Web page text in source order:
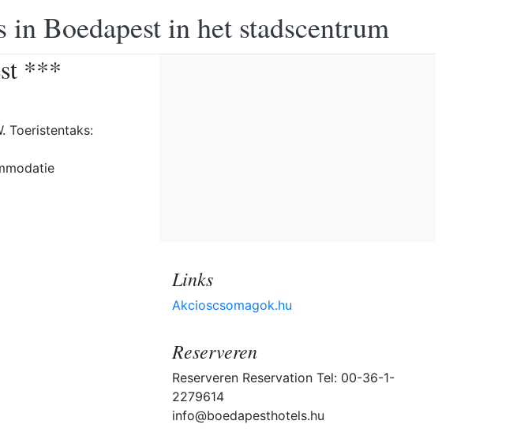
Boedapest in het stadscentrum
***
Toeristentaks:
Links
Akcioscsomagok.hu
Reserveren
Reserveren Reservation Tel: 00-36-1-
2279614
info@boedapesthotels.hu